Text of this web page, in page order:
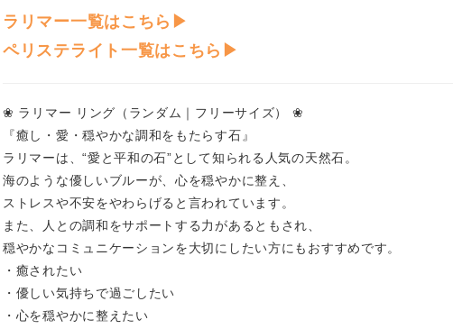
ラリマー一覧はこちら▶
ペリステライト一覧はこちら▶
❀ ラリマー リング（ランダム｜フリーサイズ） ❀
『癒し・愛・穏やかな調和をもたらす石』
ラリマーは、“愛と平和の石”として知られる人気の天然石。
海のような優しいブルーが、心を穏やかに整え、
ストレスや不安をやわらげると言われています。
また、人との調和をサポートする力があるともされ、
穏やかなコミュニケーションを大切にしたい方にもおすすめです。
・癒されたい
・優しい気持ちで過ごしたい
・心を穏やかに整えたい